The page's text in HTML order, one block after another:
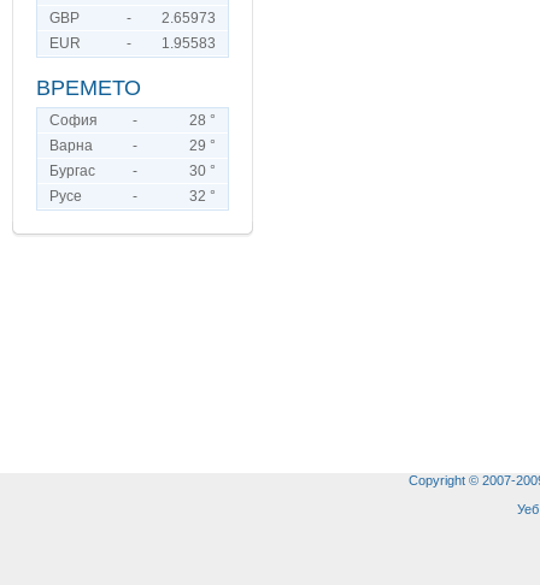
GBP
-
2.65973
EUR
- 1.95583
ВРЕМЕТО
София -
28 °
Варна
-
29 °
Бургас
-
30 °
Русе
- 32 °
Copyright © 2007-